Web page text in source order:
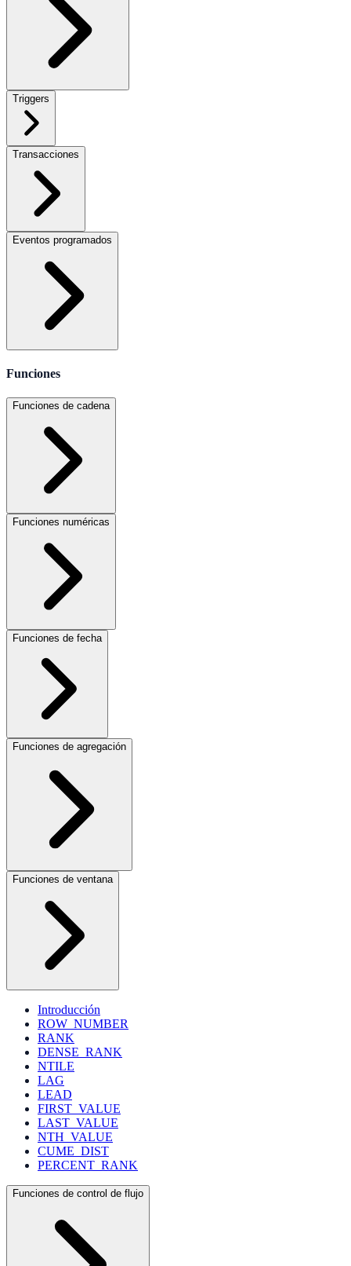
Triggers
Transacciones
Eventos programados
Funciones
Funciones de cadena
Funciones numéricas
Funciones de fecha
Funciones de agregación
Funciones de ventana
Introducción
ROW_NUMBER
RANK
DENSE_RANK
NTILE
LAG
LEAD
FIRST_VALUE
LAST_VALUE
NTH_VALUE
CUME_DIST
PERCENT_RANK
Funciones de control de flujo